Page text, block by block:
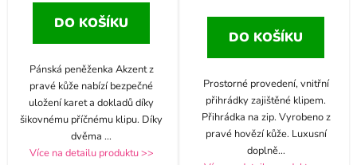
DO KOŠÍKU
Pánská peněženka Akzent z
pravé kůže nabízí bezpečné
uložení karet a dokladů díky
šikovnému příčnému klipu. Díky
dvěma ...
Více na detailu produktu >>
DO KOŠÍKU
Prostorné provedení, vnitřní
přihrádky zajištěné klipem.
Přihrádka na zip. Vyrobeno z
pravé hovězí kůže. Luxusní
doplně...